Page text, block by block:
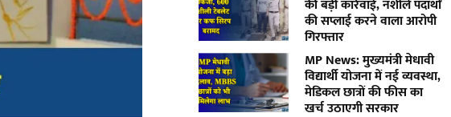
की बड़ी कार्रवाई, नशीले पदार्थों
की सप्लाई करने वाला आरोपी
गिरफ्तार
MP News: मुख्यमंत्री मेधावी
विद्यार्थी योजना में नई व्यवस्था,
मेडिकल छात्रों की फीस का
खर्च उठाएगी सरकार